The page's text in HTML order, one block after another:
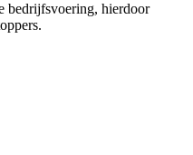
bedrijfsvoering, hierdoor